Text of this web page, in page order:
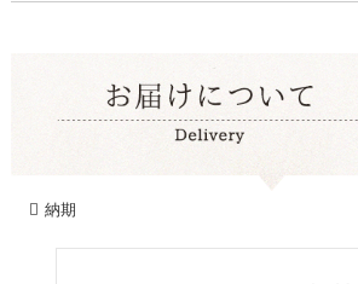
納期